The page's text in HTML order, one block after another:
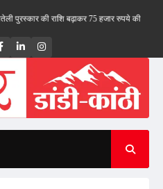
की राशि बढ़ाकर 75 हजार रुपये की भाजपा में
FacebookLinkedInInstagram